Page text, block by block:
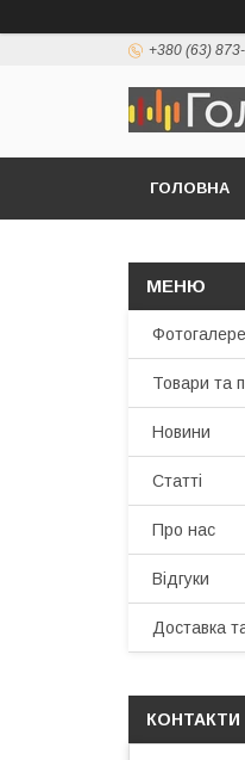
+380 (63)
ГОЛОВНА
Товари та
Новини
Статті
Про нас
Відгуки
Доставка
КОНТАКТИ